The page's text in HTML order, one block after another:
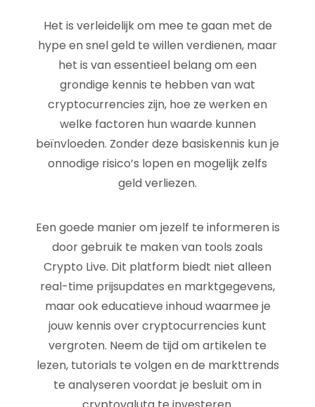
Het is verleidelijk om mee te gaan met de
hype en snel geld te willen verdienen, maar
het is van essentieel belang om een
grondige kennis te hebben van wat
cryptocurrencies zijn, hoe ze werken en
welke factoren hun waarde kunnen
beïnvloeden. Zonder deze basiskennis kun je
onnodige risico’s lopen en mogelijk zelfs
geld verliezen.
Een goede manier om jezelf te informeren is
door gebruik te maken van tools zoals
Crypto Live. Dit platform biedt niet alleen
real-time prijsupdates en marktgegevens,
maar ook educatieve inhoud waarmee je
jouw kennis over cryptocurrencies kunt
vergroten. Neem de tijd om artikelen te
lezen, tutorials te volgen en de markttrends
te analyseren voordat je besluit om in